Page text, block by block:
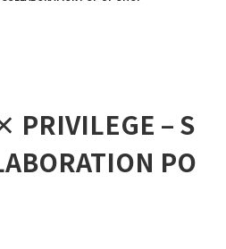
PRIVILEGE – S
PO